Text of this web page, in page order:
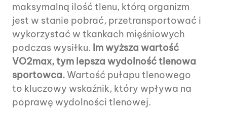
maksymalną ilość tlenu, którą organizm
jest w stanie pobrać, przetransportować i
wykorzystać w tkankach mięśniowych
podczas wysiłku. Im wyższa wartość
VO2max, tym lepsza wydolność tlenowa
sportowca. Wartość pułapu tlenowego
to kluczowy wskaźnik, który wpływa na
poprawę wydolności tlenowej.